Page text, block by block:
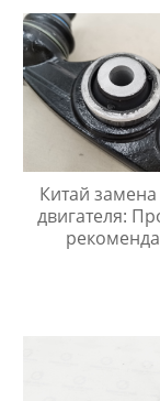
Китай
двигателя: